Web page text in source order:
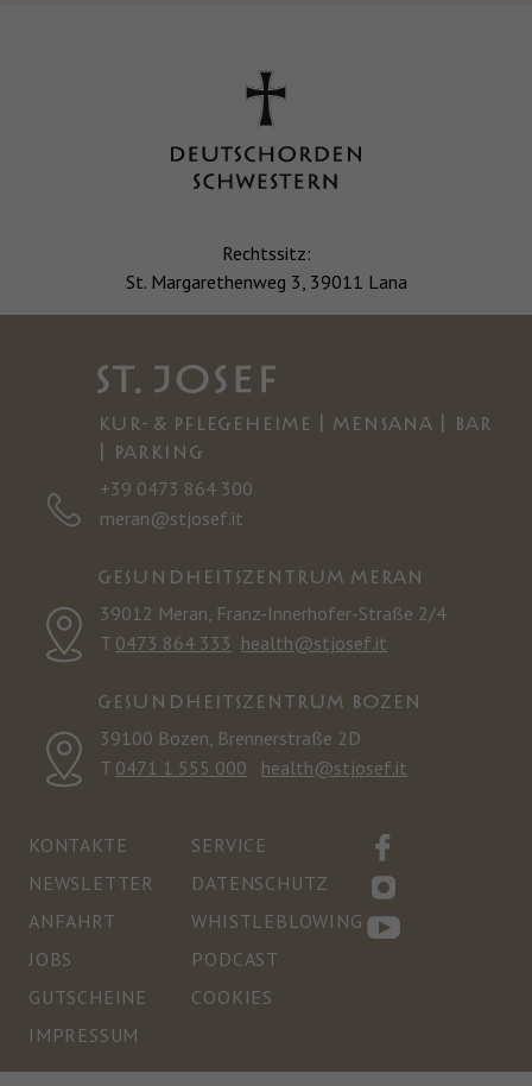
Rechtssitz:
St. Margarethenweg 3, 39011 Lana
KUR- & PFLEGEHEIME | MENSANA | BAR
| PARKING
+39 0473 864 300
meran@stjosef.it
GESUNDHEITSZENTRUM MERAN
39012 Meran, Franz-Innerhofer-Straße 2/4
T 0473 864 333 health@stjosef.it
GESUNDHEITSZENTRUM BOZEN
39100 Bozen, Brennerstraße 2D
T 0471 1 555 000 health@stjosef.it
KONTAKTE
NEWSLETTER
ANFAHRT
JOBS
GUTSCHEINE
IMPRESSUM
SERVICE
DATENSCHUTZ
WHISTLEBLOWING
PODCAST
COOKIES